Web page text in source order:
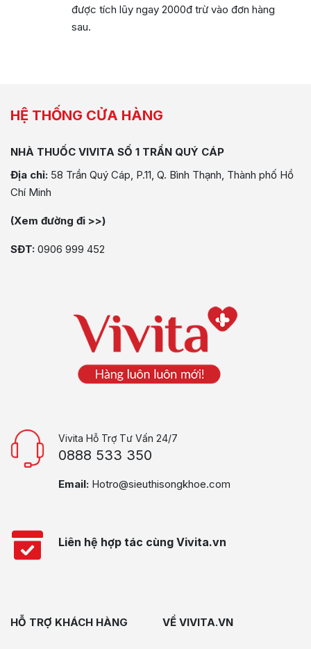
được tích lũy ngay 2000đ trừ vào đơn hàng
sau.
HỆ THỐNG CỬA HÀNG
NHÀ THUỐC VIVITA SỐ 1 TRẦN QUÝ CÁP
Địa chỉ: 58 Trần Quý Cáp, P.11, Q. Bình Thạnh, Thành phố Hồ
Chí Minh
(Xem đường đi >>)
SĐT: 0906 999 452
Vivita Hỗ Trợ Tư Vấn 24/7
0888 533 350
Email: Hotro@sieuthisongkhoe.com
Liên hệ hợp tác cùng Vivita.vn
HỖ TRỢ KHÁCH HÀNG VỀ VIVITA.VN